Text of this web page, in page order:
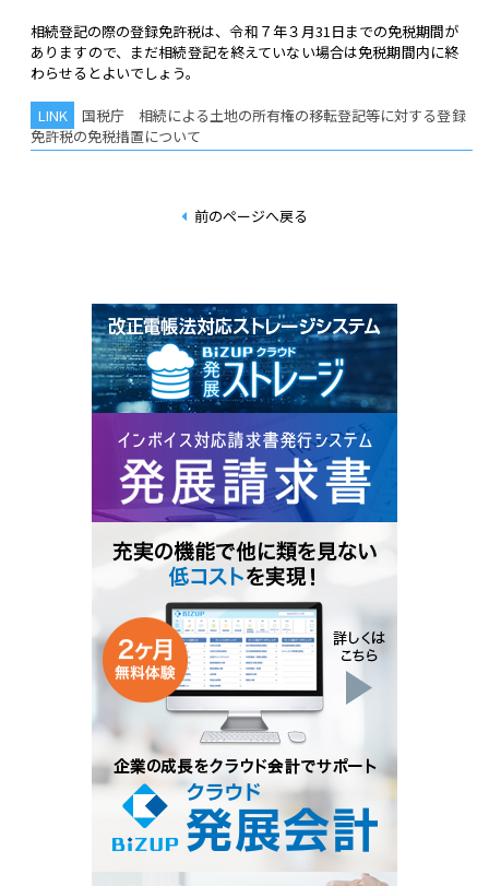
相続登記の際の登録免許税は、令和７年３月31日までの免税期間が
ありますので、まだ相続登記を終えていない場合は免税期間内に終
わらせるとよいでしょう。
国税庁 相続による土地の所有権の移転登記等に対する登録
免許税の免税措置について
前のページへ戻る